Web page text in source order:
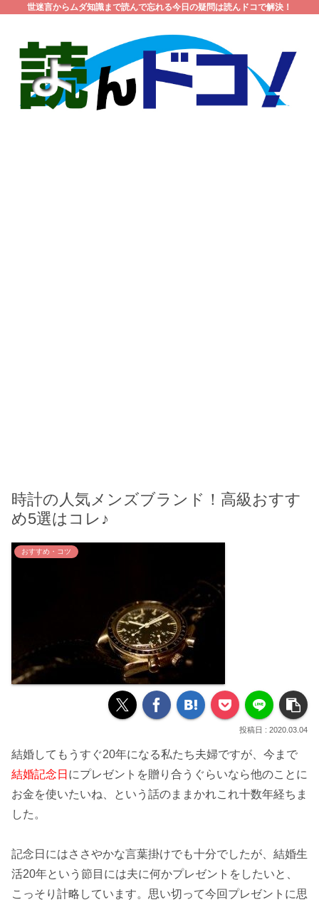
世迷言からムダ知識まで読んで忘れる今日の疑問は読んドコで解決！
時計の人気メンズブランド！高級おすす
め5選はコレ♪
おすすめ・コツ
2020.03.04
結婚してもうすぐ20年になる私たち夫婦ですが、今まで
結婚記念日 にプレゼントを贈り合うぐらいなら他のことに
お金を使いたいね、という話のままかれこれ十数年経ちま
した。
記念日にはささやかな言葉掛けでも十分でしたが、結婚生
活20年という節目には夫に何かプレゼント をしたいと、
こっそり計略しています。思い切って今回プレゼントに思